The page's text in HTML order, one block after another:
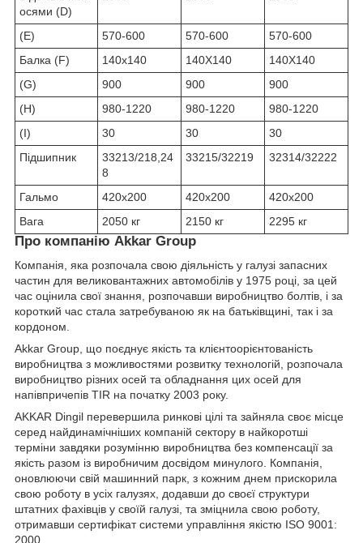
осями (D)
(E) 570-600 570-600
570-600
Балка (F)
140x140 140X140
140X140
(G)
900 900
900
(H)
980-1220 980-1220
980-1220
(I)
30 30
30
Підшипник
33213/218,24
8
33215/32219 32314/32222
Гальмо 420x200 420x200
420x200
Вага
2050 кг 2150 кг 2295 кг
Про компанію Akkar Group
Компанія, яка розпочала свою діяльність у галузі запасних
частин для великовантажних автомобілів у 1975 році, за цей
час оцінила свої знання, розпочавши виробництво болтів, і за
короткий час стала затребуваною як на батьківщині, так і за
кордоном.
Akkar Group, що поєднує якість та клієнтоорієнтованість
виробництва з можливостями розвитку технологій, розпочала
виробництво різних осей та обладнання цих осей для
напівпричепів TIR на початку 2003 року.
AKKAR Dingil перевершила ринкові цілі та зайняла своє місце
серед найдинамічніших компаній сектору в найкоротші
терміни завдяки розумінню виробництва без компенсації за
якість разом із виробничим досвідом минулого. Компанія,
оновлюючи свій машинний парк, з кожним днем прискорила
свою роботу в усіх галузях, додавши до своєї структури
штатних фахівців у своїй галузі, та зміцнила свою роботу,
отримавши сертифікат системи управління якістю ISO 9001:
2000.